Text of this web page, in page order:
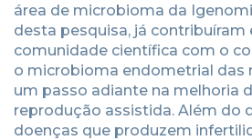
área de microbioma da
desta pesquisa, já contribuíram
comunidade científica com o
o microbioma endometrial das
um passo adiante na melhoria
reprodução assistida. Além do
doenças que produzem